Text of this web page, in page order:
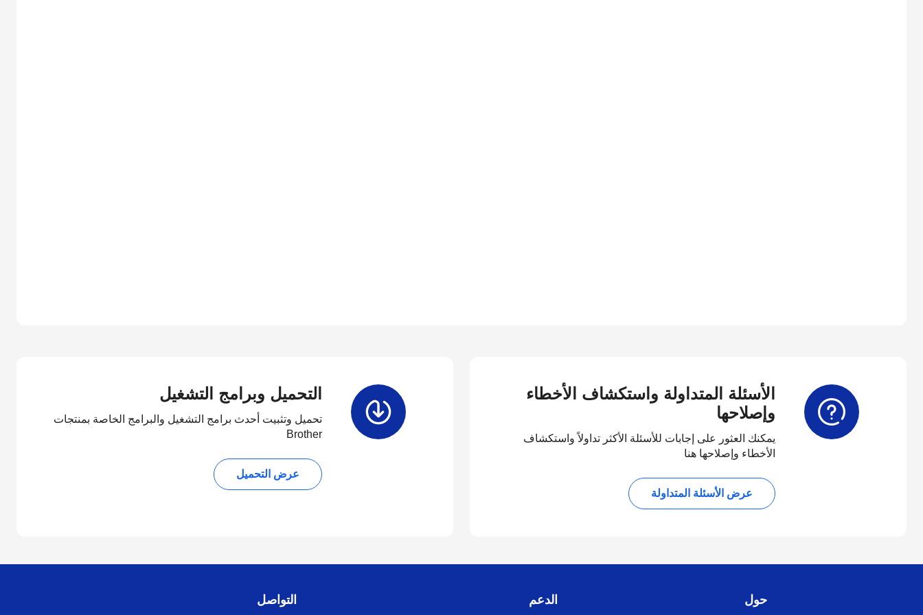
الأسئلة المتداولة واستكشاف الأخطاء
وإصلاحها
يمكنك العثور على إجابات للأسئلة الأكثر تداولاً واستكشاف
الأخطاء وإصلاحها هنا
عرض الأسئلة المتداولة
التحميل وبرامج التشغيل
تحميل وتثبيت أحدث برامج التشغيل والبرامج الخاصة بمنتجات
Brother
عرض التحميل
حول الدعم التواصل